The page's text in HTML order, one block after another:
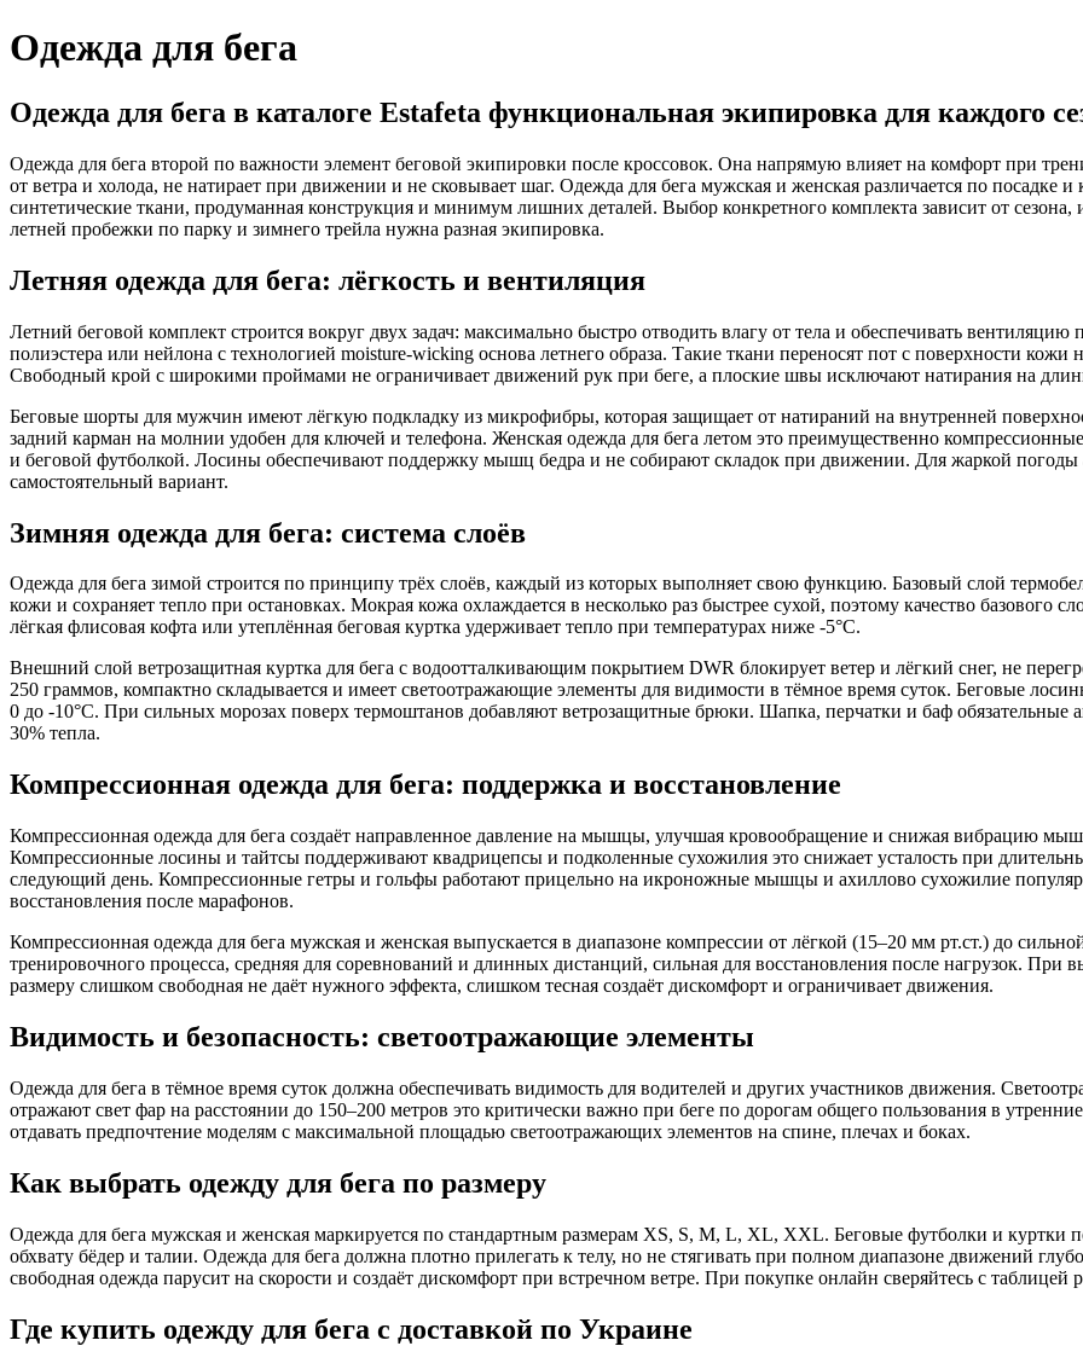
Одежда для бега
Одежда для бега в каталоге Estafeta функциональная экипировка для каждого
Одежда для бега второй по важности элемент беговой экипировки после кроссовок. Она напрямую влияет на комфорт при
от ветра и холода, не натирает при движении и не сковывает шаг. Одежда для бега мужская и женская различается по
синтетические ткани, продуманная конструкция и минимум лишних деталей. Выбор конкретного комплекта зависит от
летней пробежки по парку и зимнего трейла нужна разная экипировка.
Летняя одежда для бега: лёгкость и вентиляция
Летний беговой комплект строится вокруг двух задач: максимально быстро отводить влагу от тела и обеспечивать
полиэстера или нейлона с технологией moisture-wicking основа летнего образа. Такие ткани переносят пот с поверхности кожи
Свободный крой с широкими проймами не ограничивает движений рук при беге, а плоские швы исключают натирания на
Беговые шорты для мужчин имеют лёгкую подкладку из микрофибры, которая защищает от натираний на внутренней
задний карман на молнии удобен для ключей и телефона. Женская одежда для бега летом это преимущественно
и беговой футболкой. Лосины обеспечивают поддержку мышц бедра и не собирают складок при движении. Для жаркой погоды
самостоятельный вариант.
Зимняя одежда для бега: система слоёв
Одежда для бега зимой строится по принципу трёх слоёв, каждый из которых выполняет свою функцию. Базовый слой
кожи и сохраняет тепло при остановках. Мокрая кожа охлаждается в несколько раз быстрее сухой, поэтому качество базового
лёгкая флисовая кофта или утеплённая беговая куртка удерживает тепло при температурах ниже -5°C.
Внешний слой ветрозащитная куртка для бега с водоотталкивающим покрытием DWR блокирует ветер и лёгкий снег, не
250 граммов, компактно складывается и имеет светоотражающие элементы для видимости в тёмное время суток. Беговые
0 до -10°C. При сильных морозах поверх термоштанов добавляют ветрозащитные брюки. Шапка, перчатки и баф обязательные
30% тепла.
Компрессионная одежда для бега: поддержка и восстановление
Компрессионная одежда для бега создаёт направленное давление на мышцы, улучшая кровообращение и снижая вибрацию
Компрессионные лосины и тайтсы поддерживают квадрицепсы и подколенные сухожилия это снижает усталость при
следующий день. Компрессионные гетры и гольфы работают прицельно на икроножные мышцы и ахиллово сухожилие
восстановления после марафонов.
Компрессионная одежда для бега мужская и женская выпускается в диапазоне компрессии от лёгкой (15–20 мм рт.ст.) до
тренировочного процесса, средняя для соревнований и длинных дистанций, сильная для восстановления после нагрузок.
размеру слишком свободная не даёт нужного эффекта, слишком тесная создаёт дискомфорт и ограничивает движения.
Видимость и безопасность: светоотражающие элементы
Одежда для бега в тёмное время суток должна обеспечивать видимость для водителей и других участников движения.
отражают свет фар на расстоянии до 150–200 метров это критически важно при беге по дорогам общего пользования в
отдавать предпочтение моделям с максимальной площадью светоотражающих элементов на спине, плечах и боках.
Как выбрать одежду для бега по размеру
Одежда для бега мужская и женская маркируется по стандартным размерам XS, S, M, L, XL, XXL. Беговые футболки и куртки
обхвату бёдер и талии. Одежда для бега должна плотно прилегать к телу, но не стягивать при полном диапазоне движений
свободная одежда парусит на скорости и создаёт дискомфорт при встречном ветре. При покупке онлайн сверяйтесь с таблицей
Где купить одежду для бега с доставкой по Украине